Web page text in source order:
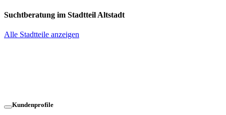
Suchtberatung im Stadtteil Altstadt
Alle Stadtteile anzeigen
Kundenprofile